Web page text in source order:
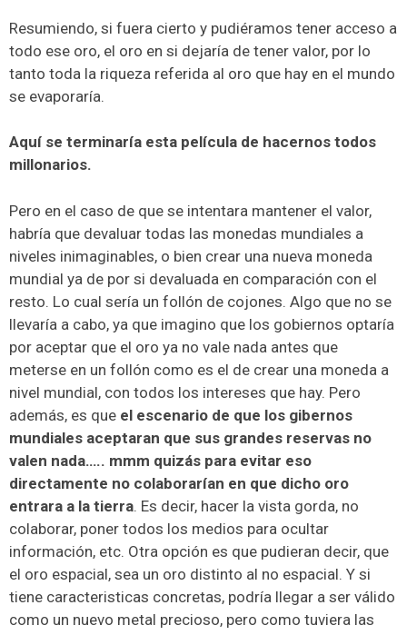
Resumiendo, si fuera cierto y pudiéramos tener acceso a
todo ese oro, el oro en si dejaría de tener valor, por lo
tanto toda la riqueza referida al oro que hay en el mundo
se evaporaría.
Aquí se terminaría esta película de hacernos todos
millonarios.
Pero en el caso de que se intentara mantener el valor,
habría que devaluar todas las monedas mundiales a
niveles inimaginables, o bien crear una nueva moneda
mundial ya de por si devaluada en comparación con el
resto. Lo cual sería un follón de cojones. Algo que no se
llevaría a cabo, ya que imagino que los gobiernos optaría
por aceptar que el oro ya no vale nada antes que
meterse en un follón como es el de crear una moneda a
nivel mundial, con todos los intereses que hay. Pero
además, es que el escenario de que los gibernos
mundiales aceptaran que sus grandes reservas no
valen nada….. mmm quizás para evitar eso
directamente no colaborarían en que dicho oro
entrara a la tierra. Es decir, hacer la vista gorda, no
colaborar, poner todos los medios para ocultar
información, etc. Otra opción es que pudieran decir, que
el oro espacial, sea un oro distinto al no espacial. Y si
tiene caracteristicas concretas, podría llegar a ser válido
como un nuevo metal precioso, pero como tuviera las